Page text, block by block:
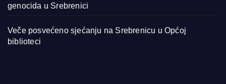
genocida u Srebrenici
Veče posvećeno sjećanju na Srebrenicu u Općoj
biblioteci